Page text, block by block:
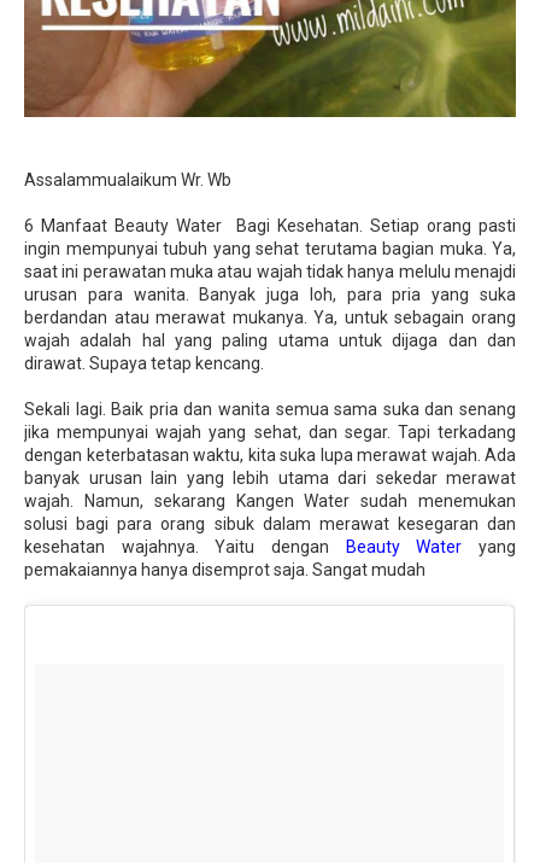
Assalammualaikum Wr. Wb
6 Manfaat Beauty Water Bagi Kesehatan. Setiap orang pasti
ingin mempunyai tubuh yang sehat terutama bagian muka. Ya,
saat ini perawatan muka atau wajah tidak hanya melulu menajdi
urusan para wanita. Banyak juga loh, para pria yang suka
berdandan atau merawat mukanya. Ya, untuk sebagain orang
wajah adalah hal yang paling utama untuk dijaga dan dan
dirawat. Supaya tetap kencang.
Sekali lagi. Baik pria dan wanita semua sama suka dan senang
jika mempunyai wajah yang sehat, dan segar. Tapi terkadang
dengan keterbatasan waktu, kita suka lupa merawat wajah. Ada
banyak urusan lain yang lebih utama dari sekedar merawat
wajah. Namun, sekarang Kangen Water sudah menemukan
solusi bagi para orang sibuk dalam merawat kesegaran dan
kesehatan wajahnya. Yaitu dengan
Beauty Water yang
pemakaiannya hanya disemprot saja. Sangat mudah